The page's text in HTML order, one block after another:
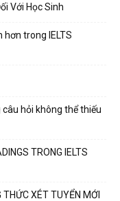
Với Học Sinh
trong IELTS
hỏi không thể thiếu
TRONG IELTS
XÉT TUYỂN MỚI